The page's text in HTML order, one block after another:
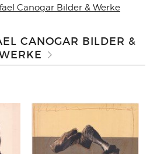
Canogar Bilder & Werke
CANOGAR BILDER &